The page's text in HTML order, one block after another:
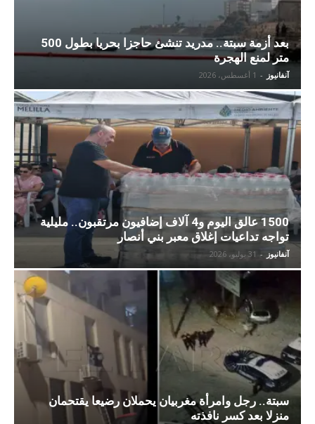
بعد أزمة سبتة.. مدريد تنشئ حاجزا بحريا بطول 500
متر لمنع الهجرة
آنفانيوز - 1 أغسطس، 2026
1500 عالق اليوم و4 آلاف إضافيون مرتقبون.. مليلية
تواجه تداعيات إغلاق معبر بني أنصار
آنفانيوز - 31 يوليو، 2026
سبتة.. رجل وامرأة مغربيان يحملان رضيعا يقتحمان
منزلا بعد كسر نافذته